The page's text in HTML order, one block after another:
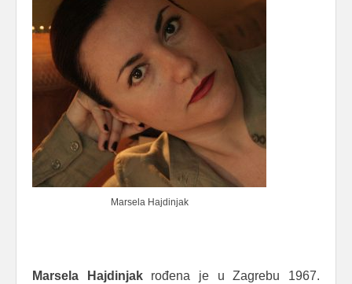
Marsela Hajdinjak
Marsela Hajdinjakrođena je u Zagrebu 1967.